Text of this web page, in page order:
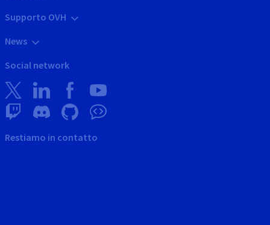
Supporto OVH
News
Social network
Restiamo in contatto